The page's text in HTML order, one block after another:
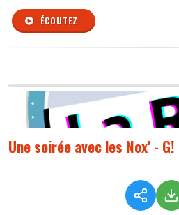
ÉCOUTEZ
Une soirée avec les Nox' -